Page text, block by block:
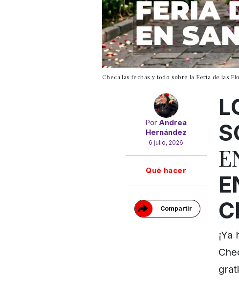
Checa las fechas y todo sobre la Feria de las
PorAndrea
Hernández
6 julio, 2026
Qué hacer
Compartir